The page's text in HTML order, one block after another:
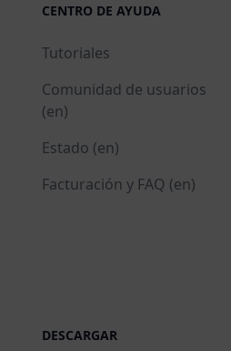
CENTRO DE AYUDA
Tutoriales
Comunidad de usuarios
(en)
Estado (en)
Facturación y FAQ (en)
DESCARGAR